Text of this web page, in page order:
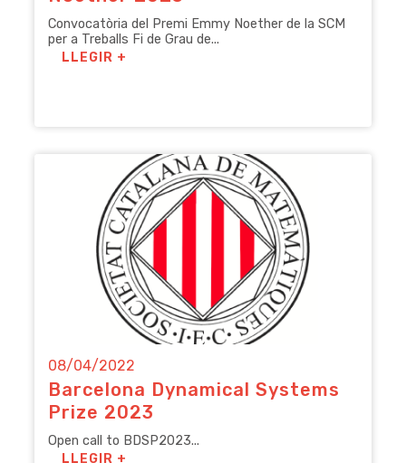
Convocatòria del Premi Emmy Noether de la SCM
per a Treballs Fi de Grau de...
LLEGIR +
08/04/2022
Barcelona Dynamical Systems
Prize 2023
Open call to BDSP2023...
LLEGIR +